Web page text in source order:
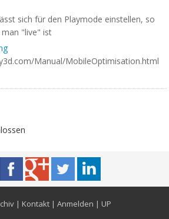
sich für den Playmode einstellen, so
"live" ist
Manual/MobileOptimisation.html
| Kontakt| Anmelden | UP